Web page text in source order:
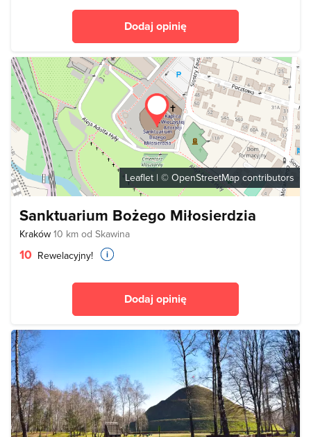
Dodaj opinię
Leaflet | © OpenStreetMap contributors
Sanktuarium Bożego Miłosierdzia
Kraków 10 km od Skawina
10 Rewelacyjny!
Dodaj opinię